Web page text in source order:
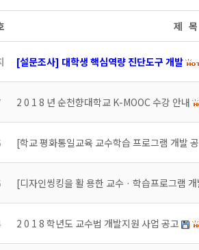
제 목
[설문조사] 대학생 핵심역량 진단도구 개발
2 0 1 8 년 순천향대학교 K-MOOC 수강 안내
[학교 평화통일교육 교수학습 프로그램 개발
[디자인씽킹을 활 용한 교수 · 학습프로그램
2 0 1 8 학년도 교수법 개발지원 사업 공고